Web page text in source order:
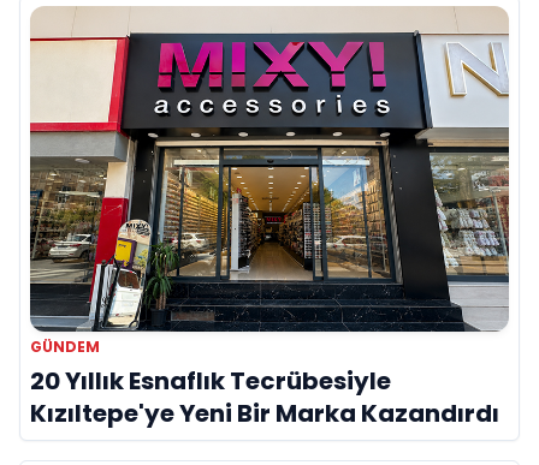
GÜNDEM
20 Yıllık Esnaflık Tecrübesiyle
Kızıltepe'ye Yeni Bir Marka Kazandırdı